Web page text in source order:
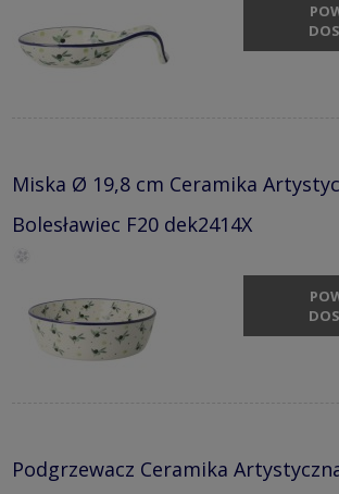
Miska Ø 19,8 cm Ceramika
Bolesławiec F20 dek2414X
Podgrzewacz Ceramika